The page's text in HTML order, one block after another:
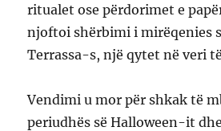
ritualet ose përdorimet e
njoftoi shërbimi i mirëqenies
Terrassa-s, një qytet në veri
Vendimi u mor për shkak të
periudhës së Halloween-it